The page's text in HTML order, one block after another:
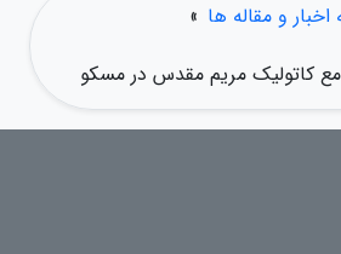
و مقاله ها »
کاتولیک مریم مقدس در مسکو